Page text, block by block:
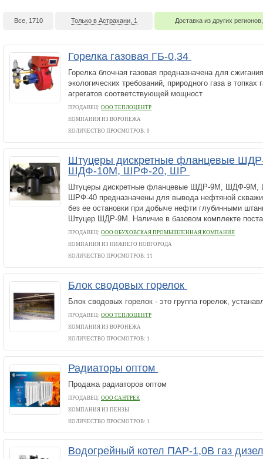
Все, 1710 Только в Астрахани, 1 Доставка из других
Горелка газовая ГБ-0,34
Горелка блочная газовая предназначена для
экологических требований, природного газа в
агрегатов соответствующей мощност
ПРОДАВЕЦ: ООО ТЕПЛОЦЕНТР
КОМПАНИЯ ИЗ ВОРОНЕЖА
КОЛИЧЕСТВО ПРОСМОТРОВ: 0
Штуцеры дискретные фланцевые
ШДФ-10М, ШРФ-20, ШР
Штуцеры дискретные фланцевые ШДР-9М, ШДФ-
ШРФ-40 предназначены для вывода нефтяной
без ее остановки при добыче нефти глубинными
Штуцер ШДР-9М. Наличие в базовом комплекте
ПРОДАВЕЦ: ООО ОБУХОВСКАЯ ПРОМЫШЛЕННАЯ КОМПАНИЯ
КОМПАНИЯ ИЗ НИЖНЕГО НОВГОРОДА
КОЛИЧЕСТВО ПРОСМОТРОВ: 11
Блок сводовых горелок
Блок сводовых горелок - это группа горелок,
ПРОДАВЕЦ: ООО ТЕПЛОЦЕНТР
КОМПАНИЯ ИЗ ВОРОНЕЖА
КОЛИЧЕСТВО ПРОСМОТРОВ: 1
Радиаторы оптом
Продажа радиаторов оптом
ПРОДАВЕЦ: ООО САНТРЕК
КОМПАНИЯ ИЗ ПЕНЗЫ
КОЛИЧЕСТВО ПРОСМОТРОВ: 1
Водогрейный котел ПАР-1,0В газ